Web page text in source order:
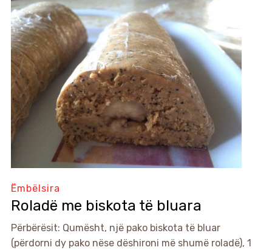
Ëmbëlsira
Roladë me biskota të bluara
Përbërësit: Qumësht, një pako biskota të bluar
(përdorni dy pako nëse dëshironi më shumë roladë), 1